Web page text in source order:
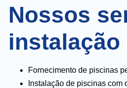
Nossos
Fornecimento de piscinas
Instalação de piscinas com